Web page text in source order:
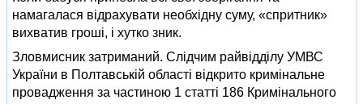
намагалася відрахувати необхідну суму, «спритник»
вихватив гроші, і хутко зник.
Зловмисник затриманий. Слідчим райвідділу УМВС
України в Полтавській області відкрито кримінальне
провадження за частиною 1 статті 186 Кримінального